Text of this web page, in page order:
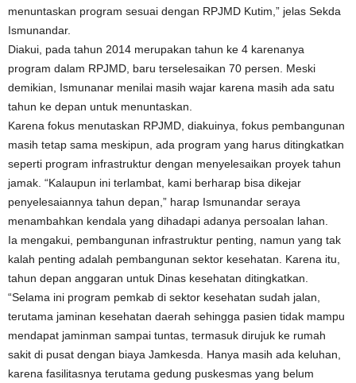
menuntaskan program sesuai dengan RPJMD Kutim,” jelas Sekda
Ismunandar.
Diakui, pada tahun 2014 merupakan tahun ke 4 karenanya
program dalam RPJMD, baru terselesaikan 70 persen. Meski
demikian, Ismunanar menilai masih wajar karena masih ada satu
tahun ke depan untuk menuntaskan.
Karena fokus menutaskan RPJMD, diakuinya, fokus pembangunan
masih tetap sama meskipun, ada program yang harus ditingkatkan
seperti program infrastruktur dengan menyelesaikan proyek tahun
jamak. “Kalaupun ini terlambat, kami berharap bisa dikejar
penyelesaiannya tahun depan,” harap Ismunandar seraya
menambahkan kendala yang dihadapi adanya persoalan lahan.
Ia mengakui, pembangunan infrastruktur penting, namun yang tak
kalah penting adalah pembangunan sektor kesehatan. Karena itu,
tahun depan anggaran untuk Dinas kesehatan ditingkatkan.
“Selama ini program pemkab di sektor kesehatan sudah jalan,
terutama jaminan kesehatan daerah sehingga pasien tidak mampu
mendapat jaminman sampai tuntas, termasuk dirujuk ke rumah
sakit di pusat dengan biaya Jamkesda. Hanya masih ada keluhan,
karena fasilitasnya terutama gedung puskesmas yang belum